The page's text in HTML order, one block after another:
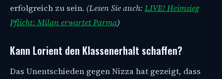
erfolgreich zu sein. (Lesen Sie auch: LIVE! Heimsieg
Pflicht: Milan erwartet Parma)
Kann Lorient den Klassenerhalt schaffen?
Das Unentschieden gegen Nizza hat gezeigt, dass